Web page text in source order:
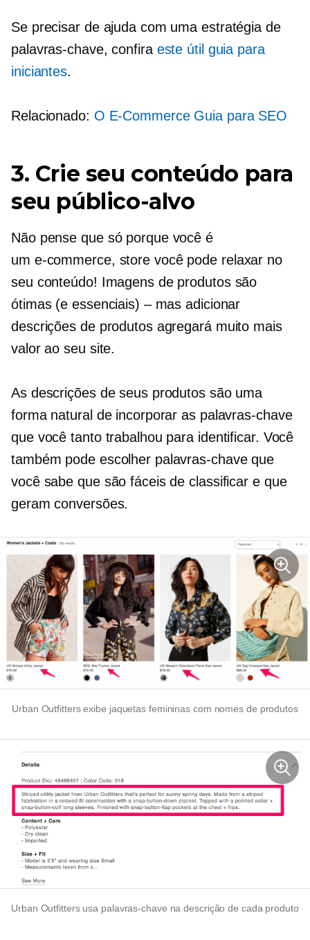
Se precisar de ajuda com uma estratégia de
palavras-chave, confira este útil guia para
iniciantes.
Relacionado: O E-CommerceGuia para SEO
3. Crie seu conteúdo para
seu público-alvo
Não pense que só porque você é
um e-commerce, store você pode relaxar no
seu conteúdo! Imagens de produtos são
ótimas (e essenciais) – mas adicionar
descrições de produtos agregará muito mais
valor ao seu site.
As descrições de seus produtos são uma
forma natural de incorporar as palavras-chave
que você tanto trabalhou para identificar. Você
também pode escolher palavras-chave que
você sabe que são fáceis de classificar e que
geram conversões.
Urban Outfitters exibe jaquetas femininas com nomes de produtos
Urban Outfitters usa palavras-chave na descrição de cada produto